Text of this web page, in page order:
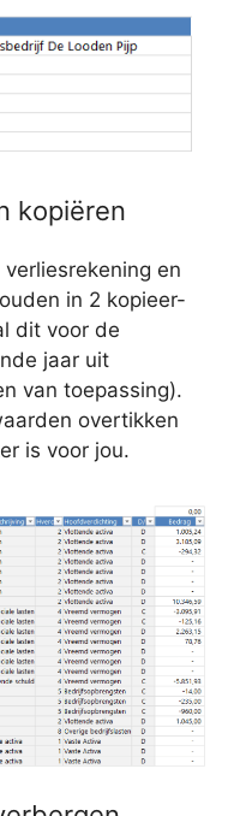
kopiëren
en
in 2 kopieer-
dit voor de
jaar uit
van toepassing).
overtikken
is voor jou.